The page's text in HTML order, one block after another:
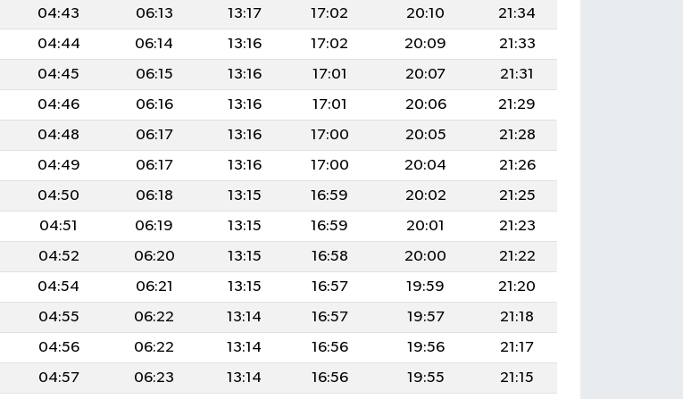
04:43 06:13 13:17 17:02 20:10
21:34
04:44 06:14 13:16 17:02 20:09
21:33
04:45 06:15 13:16 17:01 20:07
21:31
04:46 06:16 13:16 17:01 20:06
21:29
04:48 06:17 13:16 17:00 20:05
21:28
04:49 06:17 13:16 17:00 20:04
21:26
04:50 06:18 13:15 16:59 20:02
21:25
04:51 06:19 13:15 16:59 20:01
21:23
04:52 06:20 13:15 16:58 20:00
21:22
04:54 06:21 13:15 16:57 19:59
21:20
04:55 06:22 13:14 16:57 19:57
21:18
04:56 06:22 13:14 16:56 19:56
21:17
04:57 06:23 13:14 16:56 19:55
21:15